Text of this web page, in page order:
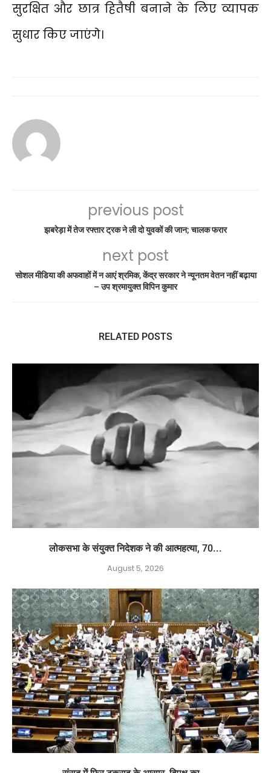
सुरक्षित और छात्र हितैषी बनाने के लिए व्यापक
सुधार किए जाएंगे।
previous post
झबरेड़ा में तेज रफ्तार ट्रक ने ली दो युवकों की जान; चालक फरार
next post
सोशल मीडिया की अफवाहों में न आएं श्रमिक, केंद्र सरकार ने न्यूनतम वेतन नहीं बढ़ाया
– उप श्रमायुक्त विपिन कुमार
RELATED POSTS
लोकसभा के संयुक्त निदेशक ने की आत्महत्या, 70...
August 5, 2026